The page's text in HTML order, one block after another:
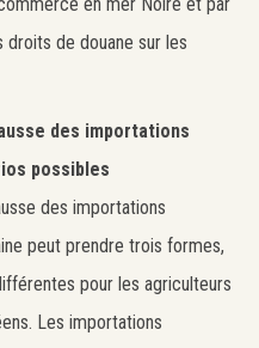
en mer Noire et par
droits de douane sur les
des importations
possibles
des importations
peut prendre trois formes,
pour les agriculteurs
Les importations